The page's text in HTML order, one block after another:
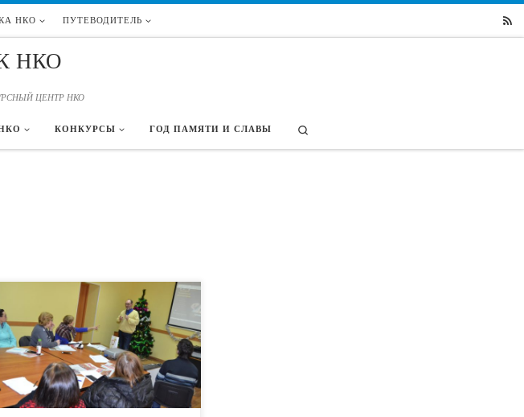
НКО ПУТЕВОДИТЕЛЬ
НКО
ЦЕНТР НКО
КОНКУРСЫ ГОД ПАМЯТИ И СЛАВЫ
19 декабря 2019 года в рамках проекта
«История тюменской фотографии» в Тюмени
состоялась серия семинаров для активных
граждан, интересующихся историей родного
края и семьи. Организатором